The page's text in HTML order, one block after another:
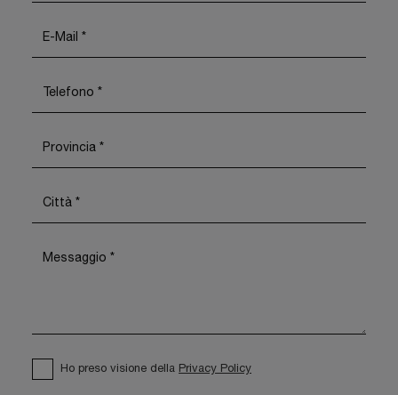
Ho preso visione della Privacy Policy